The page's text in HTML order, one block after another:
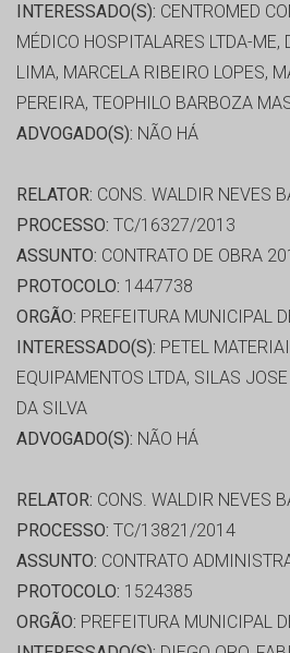
INTERESSADO(S): CENTROMED
MÉDICO HOSPITALARES LTDA-ME,
LIMA, MARCELA RIBEIRO LOPES,
PEREIRA, TEOPHILO BARBOZA
ADVOGADO(S): NÃO HÁ
RELATOR: CONS. WALDIR NEVES
PROCESSO: TC/16327/2013
ASSUNTO: CONTRATO DE OBRA
PROTOCOLO: 1447738
ORGÃO: PREFEITURA MUNICIPAL
INTERESSADO(S): PETEL
EQUIPAMENTOS LTDA, SILAS
DA SILVA
ADVOGADO(S): NÃO HÁ
RELATOR: CONS. WALDIR NEVES
PROCESSO: TC/13821/2014
ASSUNTO: CONTRATO
PROTOCOLO: 1524385
ORGÃO: PREFEITURA MUNICIPAL